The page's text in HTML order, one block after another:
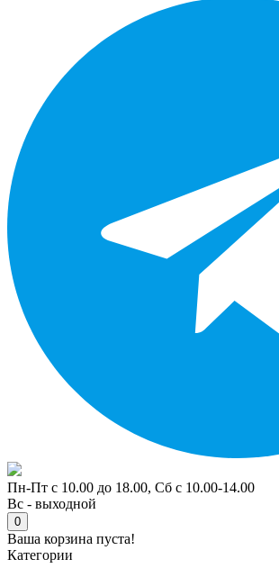
Пн-Пт с 10.00 до 18.00, Сб с 10.00-14.00
Вс - выходной
0
Ваша корзина пуста!
Категории